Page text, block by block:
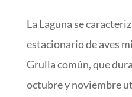
La Laguna se
estacionario de aves
Grulla común, que
octubre y noviembre